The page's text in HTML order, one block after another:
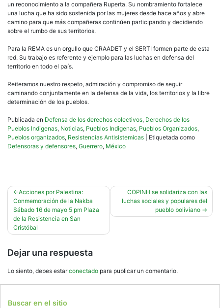
un reconocimiento a la compañera Ruperta. Su nombramiento fortalece
una lucha que ha sido sostenida por las mujeres desde hace años y abre
camino para que más compañeras continúen participando y decidiendo
sobre el rumbo de sus territorios.
Para la REMA es un orgullo que CRAADET y el SERTI formen parte de esta
red. Su trabajo es referente y ejemplo para las luchas en defensa del
territorio en todo el país.
Reiteramos nuestro respeto, admiración y compromiso de seguir
caminando conjuntamente en la defensa de la vida, los territorios y la libre
determinación de los pueblos.
Publicada en Defensa de los derechos colectivos, Derechos de los
Pueblos Indigenas, Noticias, Pueblos Indigenas, Pueblos Organizados,
Pueblos organizados, Resistencias Antisistemicas
Etiquetada como
Defensoras y defensores, Guerrero, México
Navegación
de
entradas
Acciones por Palestina:
Conmemoración de la Nakba
Sábado 16 de mayo 5 pm Plaza
de la Resistencia en San
Cristóbal
COPINH se solidariza con las
luchas sociales y populares del
pueblo boliviano
Dejar una respuesta
Lo siento, debes estarconectado para publicar un comentario.
Buscar en el sitio